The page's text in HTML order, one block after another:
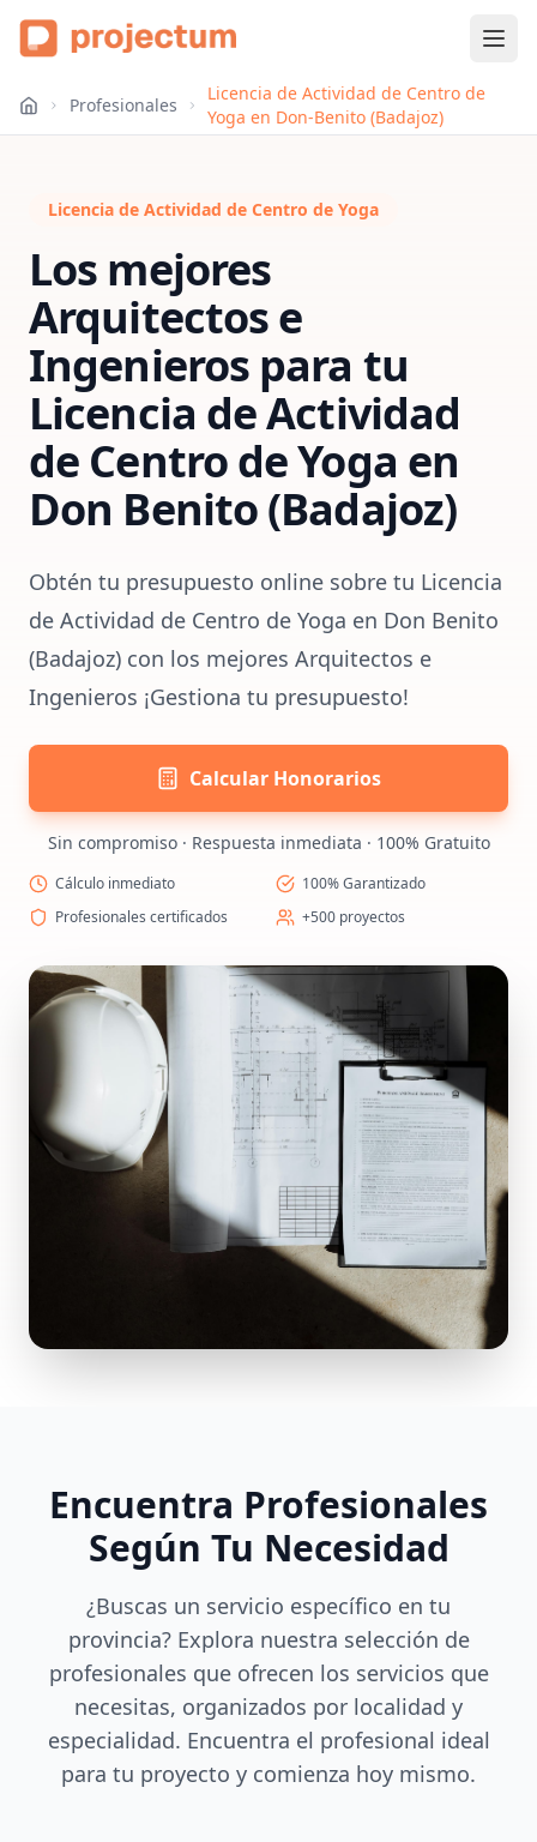
Profesionales
Licencia de Actividad de Centro de
Yoga en Don-Benito (Badajoz)
Licencia de Actividad de Centro de Yoga
Los mejores
Arquitectos e
Ingenieros para tu
Licencia de Actividad
de Centro de Yoga en
Don Benito (Badajoz)
Obtén tu presupuesto online sobre tu Licencia
de Actividad de Centro de Yoga en Don Benito
(Badajoz) con los mejores Arquitectos e
Ingenieros ¡Gestiona tu presupuesto!
Calcular Honorarios
Sin compromiso · Respuesta inmediata · 100% Gratuito
Cálculo inmediato
100% Garantizado
Profesionales certificados
+500 proyectos
Encuentra Profesionales
Según Tu Necesidad
¿Buscas un servicio específico en tu
provincia? Explora nuestra selección de
profesionales que ofrecen los servicios que
necesitas, organizados por localidad y
especialidad. Encuentra el profesional ideal
para tu proyecto y comienza hoy mismo.